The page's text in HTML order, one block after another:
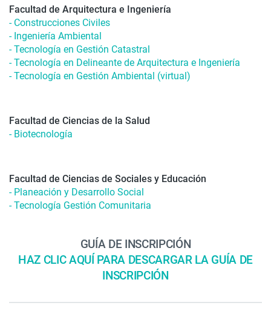
Facultad de Arquitectura e Ingeniería
- Construcciones Civiles
- Ingeniería Ambiental
- Tecnología en Gestión Catastral
- Tecnología en Delineante de Arquitectura e Ingeniería
- Tecnología en Gestión Ambiental (virtual)
Facultad de Ciencias de la Salud
- Biotecnología
Facultad de Ciencias de Sociales y Educación
- Planeación y Desarrollo Social
- Tecnología Gestión Comunitaria
GUÍA DE INSCRIPCIÓN
HAZ CLIC AQUÍ PARA DESCARGAR LA GUÍA DE
INSCRIPCIÓN